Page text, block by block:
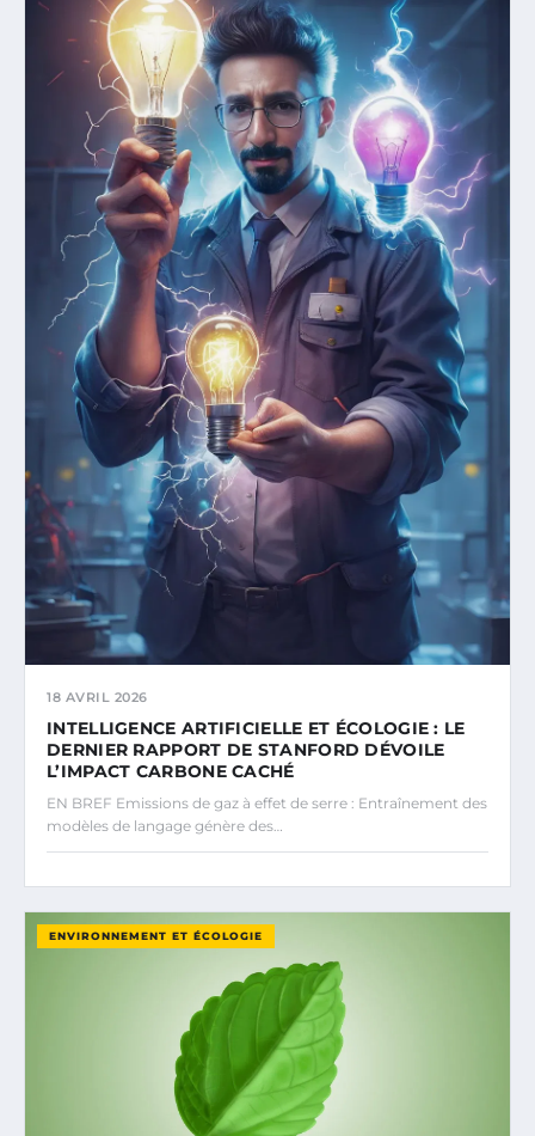
18 AVRIL 2026
INTELLIGENCE ARTIFICIELLE ET ÉCOLOGIE : LE
DERNIER RAPPORT DE STANFORD DÉVOILE
L’IMPACT CARBONE CACHÉ
EN BREF Emissions de gaz à effet de serre : Entraînement des
modèles de langage génère des…
ENVIRONNEMENT ET ÉCOLOGIE